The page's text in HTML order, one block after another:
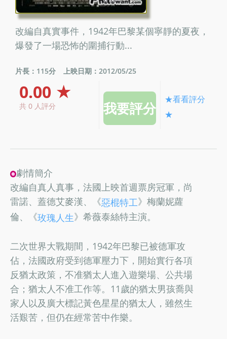
改編自真實事件，1942年巴黎某個寧靜的夏夜，
爆發了一場恐怖的圍捕行動...
片長：115分 上映日期：2012/05/25
0.00 ★
共 0 人評分
★看看評分
★
劇情簡介
改編自真人真事，法國上映首週票房冠軍，尚
雷諾、蓋德艾麥漢、《惡棍特工》梅蘭妮蘿
倫、《玫瑰人生》希薇泰絲特主演。
二次世界大戰期間，1942年巴黎已被德軍攻
佔，法國政府受到德軍壓力下，開始實行各項
反猶太政策，不准猶太人進入遊樂場、公共場
合；猶太人不准工作等。11歲的猶太男孩喬與
家人以及廣大標記黃色星星的猶太人，雖然生
活艱苦，但仍在經常苦中作樂。